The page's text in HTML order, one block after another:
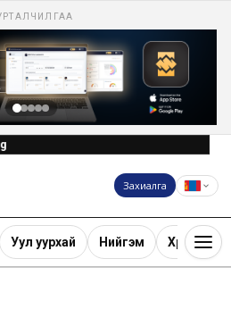
Захиалга
Уул уурхай Нийгэм Хөрөнгө